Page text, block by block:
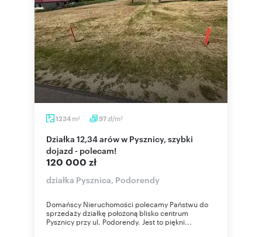
1234 m2 97zł/m2
Działka 12,34 arów w Pysznicy, szybki
dojazd - polecam!
120 000 zł
działka Pysznica, Podorendy
Domańscy Nieruchomości polecamy Państwu do
sprzedaży działkę położoną blisko centrum
Pysznicy przy ul. Podorendy. Jest to piękni...